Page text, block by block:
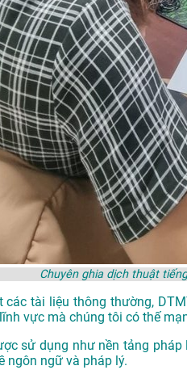
Chuyên ghia dịch thuật
các tài liệu thông thường,
vực mà chúng tôi có thế
sử dụng như nền tảng
ngôn ngữ và pháp lý.